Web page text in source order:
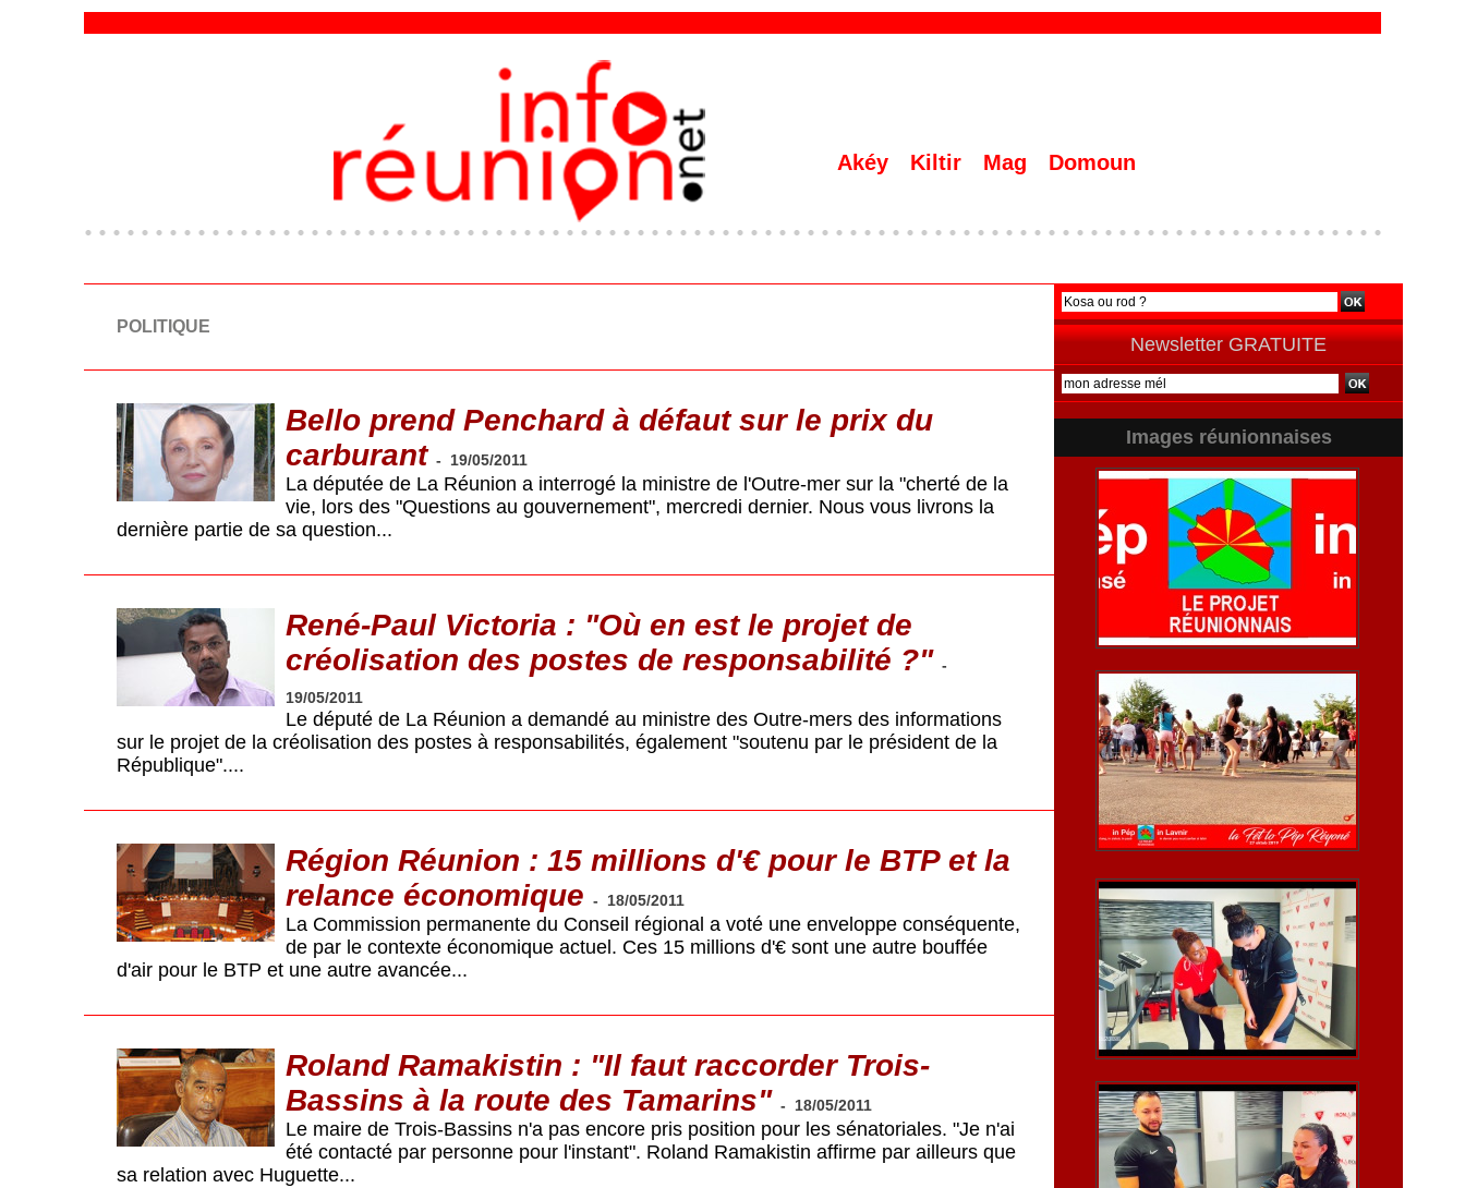
Akéy Kiltir Mag Domoun
POLITIQUE
Bello prend Penchard à défaut sur le prix du
carburant - 19/05/2011
La députée de La Réunion a interrogé la ministre de l'Outre-mer sur la "cherté de la
vie, lors des "Questions au gouvernement", mercredi dernier. Nous vous livrons la
dernière partie de sa question...
René-Paul Victoria : "Où en est le projet de
créolisation des postes de responsabilité ?" -
19/05/2011
Le député de La Réunion a demandé au ministre des Outre-mers des informations
sur le projet de la créolisation des postes à responsabilités, également "soutenu par le président de la
République"....
Région Réunion : 15 millions d'€ pour le BTP et la
relance économique - 18/05/2011
La Commission permanente du Conseil régional a voté une enveloppe conséquente,
de par le contexte économique actuel. Ces 15 millions d'€ sont une autre bouffée
d'air pour le BTP et une autre avancée...
Roland Ramakistin : "Il faut raccorder Trois-
Bassins à la route des Tamarins" - 18/05/2011
Le maire de Trois-Bassins n'a pas encore pris position pour les sénatoriales. "Je n'ai
été contacté par personne pour l'instant". Roland Ramakistin affirme par ailleurs que
sa relation avec Huguette...
Newsletter GRATUITE
Images réunionnaises